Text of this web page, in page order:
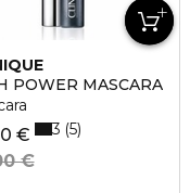
ANTI-OCCHIAIE
POWER MASCARA
€
€
3 5